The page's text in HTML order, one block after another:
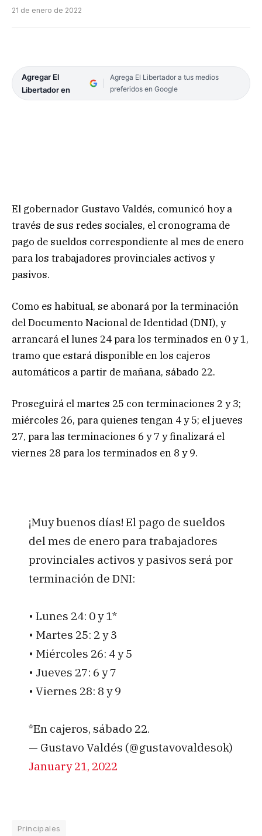
21 de enero de 2022
Agregar El
Libertador en
Agrega El Libertador a tus medios
preferidos en Google
El gobernador Gustavo Valdés, comunicó hoy a
través de sus redes sociales, el cronograma de
pago de sueldos correspondiente al mes de enero
para los trabajadores provinciales activos y
pasivos.
Como es habitual, se abonará por la terminación
del Documento Nacional de Identidad (DNI), y
arrancará el lunes 24 para los terminados en 0 y 1,
tramo que estará disponible en los cajeros
automáticos a partir de mañana, sábado 22.
Proseguirá el martes 25 con terminaciones 2 y 3;
miércoles 26, para quienes tengan 4 y 5; el jueves
27, para las terminaciones 6 y 7 y finalizará el
viernes 28 para los terminados en 8 y 9.
¡Muy buenos días! El pago de sueldos
del mes de enero para trabajadores
provinciales activos y pasivos será por
terminación de DNI:
• Lunes 24: 0 y 1*
• Martes 25: 2 y 3
• Miércoles 26: 4 y 5
• Jueves 27: 6 y 7
• Viernes 28: 8 y 9
*En cajeros, sábado 22.
— Gustavo Valdés (@gustavovaldesok)
January 21, 2022
Principales